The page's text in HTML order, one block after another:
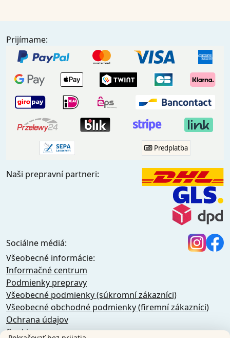
Prijímame:
Predplatba
Naši prepravní partneri:
Sociálne médiá:
Všeobecné informácie:
Informačné centrum
Podmienky prepravy
Všeobecné podmienky (súkromní zákazníci)
Všeobecné obchodné podmienky (firemní zákazníci)
Ochrana údajov
Cookies